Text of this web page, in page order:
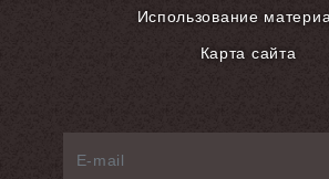
Использование
Карта сайта